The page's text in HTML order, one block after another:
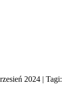
2024 | Tagi: